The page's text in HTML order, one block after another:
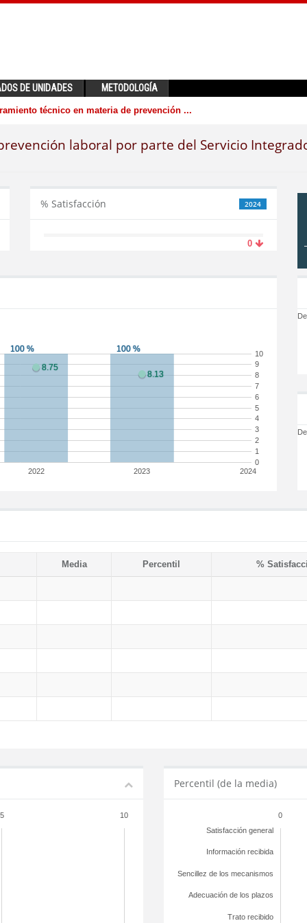
DE UNIDADES METODOLOGÍA
técnico en materia de prevención ...
laboral por parte del Servicio
2024
% Satisfacción
0
2022 2023 2024
0
1
2
3
4
5
6
7
8
9
10
Media Percentil %
5
10
Percentil (de la media)
0
Satisfacción general
Información recibida
Sencillez de los mecanismos
Adecuación de los plazos
Trato recibido